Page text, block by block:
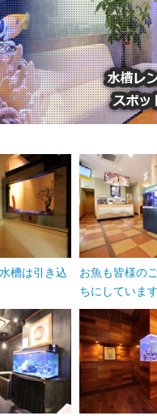
槽は引き込
お魚も皆様の
ちにしています